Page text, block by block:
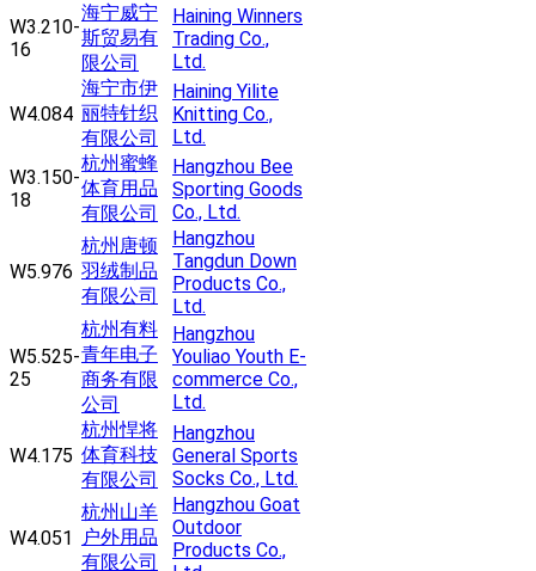
W3.210-
16
海宁威宁
斯贸易有
限公司
Haining Winners
Trading Co.,
Ltd.
W4.084
海宁市伊
丽特针织
有限公司
Haining Yilite
Knitting Co.,
Ltd.
W3.150-
18
杭州蜜蜂
体育用品
有限公司
Hangzhou Bee
Sporting Goods
Co., Ltd.
W5.976
杭州唐顿
羽绒制品
有限公司
Hangzhou
Tangdun Down
Products Co.,
Ltd.
W5.525-
25
杭州有料
青年电子
商务有限
公司
Hangzhou
Youliao Youth E-
commerce Co.,
Ltd.
W4.175
杭州悍将
体育科技
有限公司
Hangzhou
General Sports
Socks Co., Ltd.
W4.051
杭州山羊
户外用品
有限公司
Hangzhou Goat
Outdoor
Products Co.,